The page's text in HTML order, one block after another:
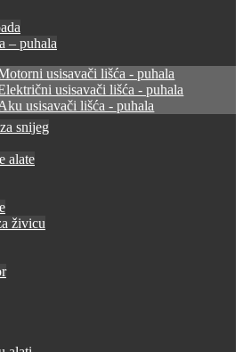
– puhala
usisavači lišća - puhala
usisavači lišća - puhala
usisavači lišća - puhala
snijeg
alate
živicu